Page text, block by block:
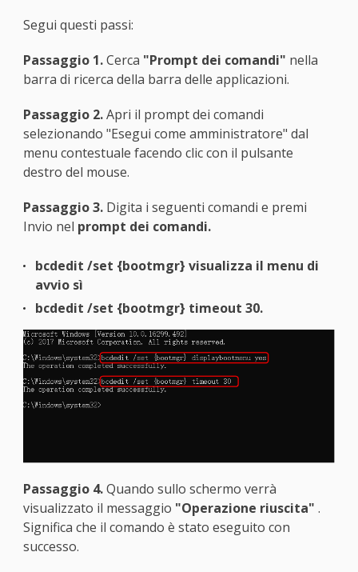
Segui questi passi:
Passaggio 1.Cerca "Prompt dei comandi" nella
barra di ricerca della barra delle applicazioni.
Passaggio 2.Apri il prompt dei comandi
selezionando "Esegui come amministratore" dal
menu contestuale facendo clic con il pulsante
destro del mouse.
Passaggio 3.Digita i seguenti comandi e premi
Invio nel prompt dei comandi.
bcdedit /set {bootmgr} visualizza il menu di
avvio sì
bcdedit /set {bootmgr} timeout 30.
Passaggio 4.Quando sullo schermo verrà
visualizzato il messaggio "Operazione riuscita" .
Significa che il comando è stato eseguito con
successo.